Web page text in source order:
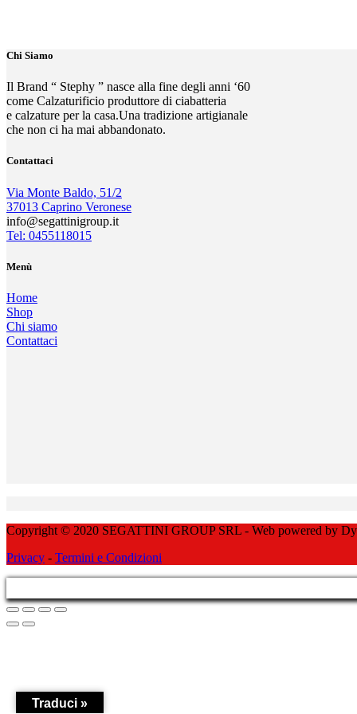
Chi Siamo
Il Brand “ Stephy ” nasce alla fine degli anni ‘60
come Calzaturificio produttore di ciabatteria
e calzature per la casa.Una tradizione artigianale
che non ci ha mai abbandonato.
Contattaci
Via Monte Baldo, 51/2
37013 Caprino Veronese
info@segattinigroup.it
Tel: 0455118015
Menù
Home
Shop
Chi siamo
Contattaci
Copyright © 2020 SEGATTINI GROUP SRL - Web powered by
Privacy - Termini e Condizioni
Traduci »